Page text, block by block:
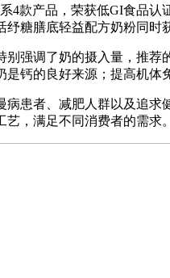
4款产品，荣获低GI食品
糖膳底轻益配方奶粉同时
调了奶的摄入量，推荐
钙的良好来源；提高机体
者、减肥人群以及追求
，满足不同消费者的需求。